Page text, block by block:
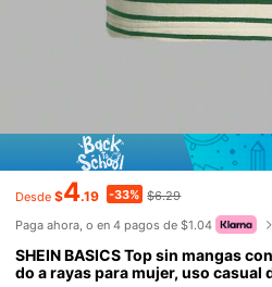
Desde $4.19 -33% $6.29
Paga ahora, o en 4 pagos de $1.04
SHEIN BASICS Top sin mangas
do a rayas para mujer, uso casual